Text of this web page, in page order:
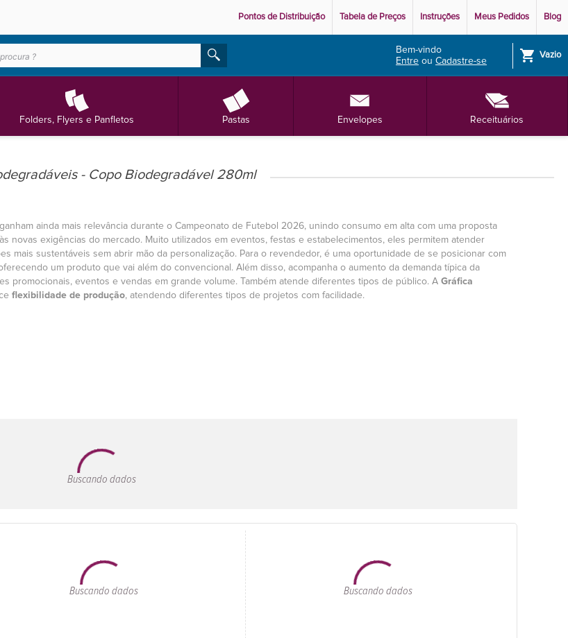
Pontos de Distribuição Tabela de Preços Instruções Meus Pedidos Blog
Bem-vindo
Entre ou Cadastre-se shopping_cart Vazio
Folders, Flyers e Panfletos Pastas Envelopes Receituários
- Copo Biodegradável 280ml
ganham ainda mais relevância durante o Campeonato de Futebol 2026, unindo consumo em alta com uma proposta
novas exigências do mercado. Muito utilizados em eventos, festas e estabelecimentos, eles permitem atender
mais sustentáveis sem abrir mão da personalização. Para o revendedor, é uma oportunidade de se posicionar com
um produto que vai além do convencional. Além disso, acompanha o aumento da demanda típica da
promocionais, eventos e vendas em grande volume. Também atende diferentes tipos de público. A Gráfica
flexibilidade de produção, atendendo diferentes tipos de projetos com facilidade.
Buscando dados
Buscando dados Buscando dados